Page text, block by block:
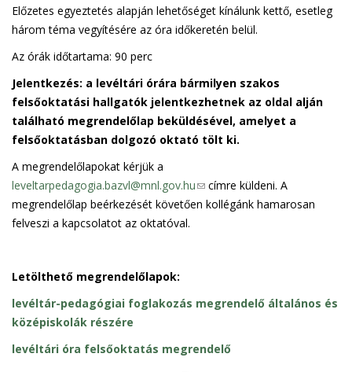
Előzetes egyeztetés alapján lehetőséget kínálunk kettő, esetleg
három téma vegyítésére az óra időkeretén belül.
Az órák időtartama: 90 perc
Jelentkezés: a levéltári órára bármilyen szakos
felsőoktatási hallgatók jelentkezhetnek az oldal alján
található megrendelőlap beküldésével, amelyet a
felsőoktatásban dolgozó oktató tölt ki.
A megrendelőlapokat kérjük a
leveltarpedagogia.bazvl@mnl.gov.hu(
l
e
s
címre küldeni. A
megrendelőlap beérkezését követően kollégánk hamarosan
felveszi a kapcsolatot az oktatóval.
Letölthető megrendelőlapok:
levéltár-pedagógiai foglakozás megrendelő általános és
középiskolák részére
levéltári óra felsőoktatás megrendelő